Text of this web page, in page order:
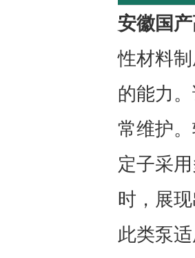
安徽国
性材料
的能力
常维护
定子采
时，展
此类泵